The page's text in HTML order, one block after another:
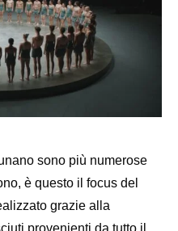
sono più numerose
è questo il focus del
grazie alla